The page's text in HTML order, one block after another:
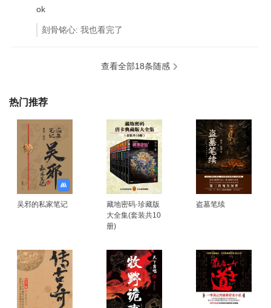
ok
刻骨铭心: 我也看完了
查看全部18条随感
热门推荐
吴邪的私家笔记
藏地密码·珍藏版
大全集(套装共10
册)
盗墓笔续